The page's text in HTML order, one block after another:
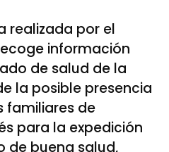
realizada por el
información
de salud de la
la posible presencia
familiares de
para la expedición
de buena salud,